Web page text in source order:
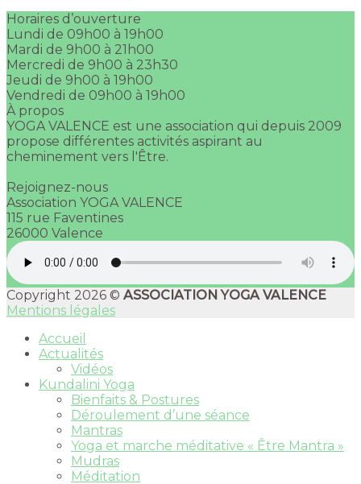
Horaires d’ouverture
Lundi de 09h00 à 19h00
Mardi de 9h00 à 21h00
Mercredi de 9h00 à 23h30
Jeudi de 9h00 à 19h00
Vendredi de 09h00 à 19h00
À propos
YOGA VALENCE est une association qui depuis 2009
propose différentes activités aspirant au
cheminement vers l'Être.
Rejoignez-nous
Association YOGA VALENCE
115 rue Faventines
26000 Valence
Copyright 2026 © ASSOCIATION YOGA VALENCE
Mentions légales
Accueil
Actualités
Vidéos
Kundalini Yoga
Bienfaits & Postures
Déroulement d’une séance
Mantras
Yoga et marche méditative « Être Mantra »
Mudras
Méditation